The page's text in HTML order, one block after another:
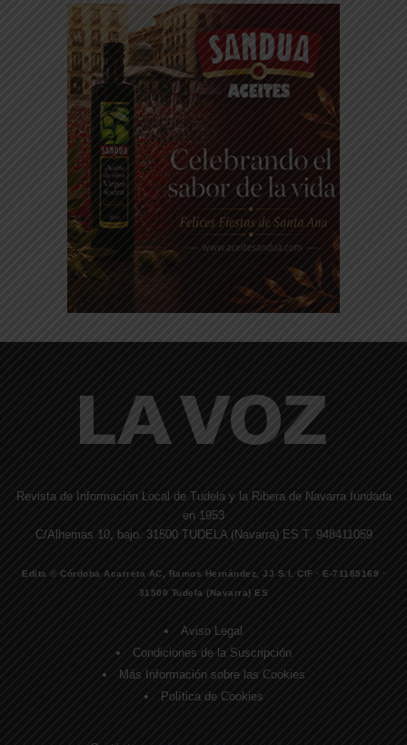
Revista de Información Local de Tudela y la Ribera de Navarra fundada
en 1953
C/Alhemas 10, bajo. 31500 TUDELA (Navarra) ES T. 948411059
Edita © Córdoba Acarreta AC, Ramos Hernández, JJ S.I. CIF · E-71185169 ·
31500 Tudela (Navarra) ES
Aviso Legal
Condiciones de la Suscripción
Más Información sobre las Cookies
Política de Cookies